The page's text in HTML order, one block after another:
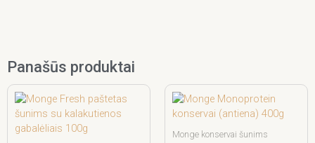
Panašūs produktai
Monge konservai šunims